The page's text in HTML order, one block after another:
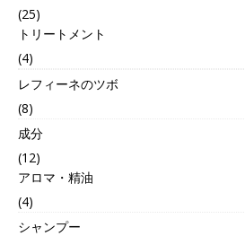
(25)
トリートメント
(4)
レフィーネのツボ
(8)
成分
(12)
アロマ・精油
(4)
シャンプー